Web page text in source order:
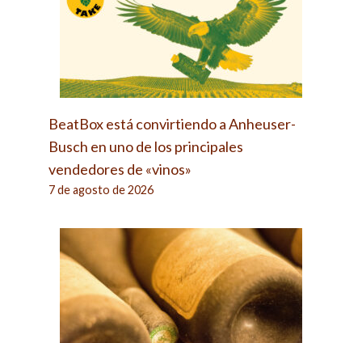
BeatBox está convirtiendo a Anheuser-
Busch en uno de los principales
vendedores de «vinos»
7 de agosto de 2026